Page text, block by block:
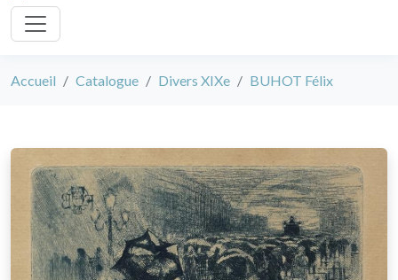
Accueil Catalogue Divers XIXe BUHOT Félix